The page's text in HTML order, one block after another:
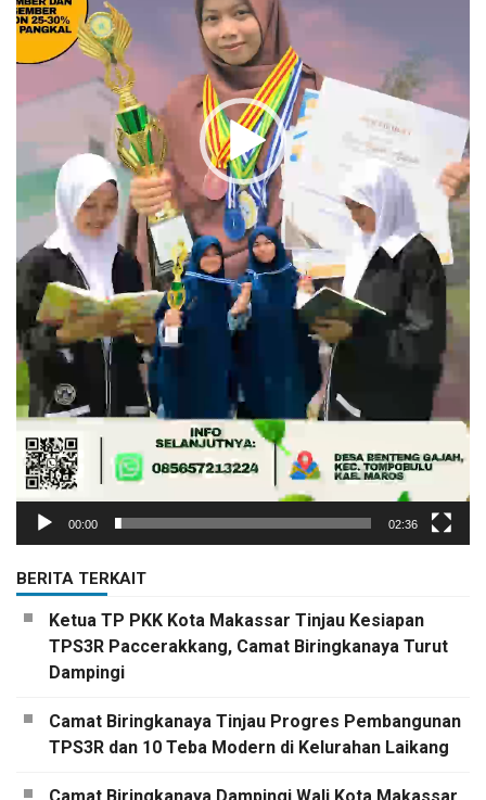
00:00 02:36
BERITA TERKAIT
Ketua TP PKK Kota Makassar Tinjau Kesiapan
TPS3R Paccerakkang, Camat Biringkanaya Turut
Dampingi
Camat Biringkanaya Tinjau Progres Pembangunan
TPS3R dan 10 Teba Modern di Kelurahan Laikang